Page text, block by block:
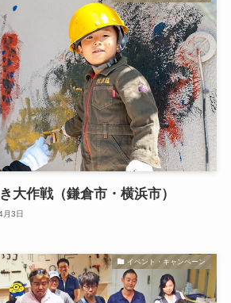
大作戦（鎌倉市・横浜市）
月3日
イベント・キャンペーン